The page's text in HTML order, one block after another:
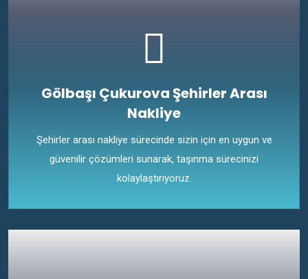
Gölbaşı Çukurova Şehirler Arası
Nakliye
Şehirler arası nakliye sürecinde sizin için en uygun ve
güvenilir çözümleri sunarak, taşınma sürecinizi
kolaylaştırıyoruz.